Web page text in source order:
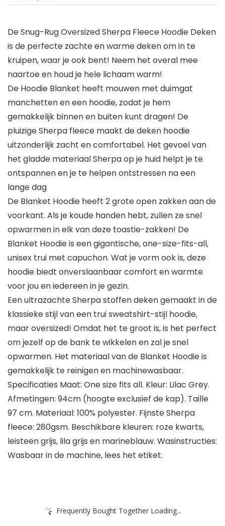
De Snug-Rug Oversized Sherpa Fleece Hoodie Deken
is de perfecte zachte en warme deken om in te
kruipen, waar je ook bent! Neem het overal mee
naartoe en houd je hele lichaam warm!
De Hoodie Blanket heeft mouwen met duimgat
manchetten en een hoodie, zodat je hem
gemakkelijk binnen en buiten kunt dragen! De
pluizige Sherpa fleece maakt de deken hoodie
uitzonderlijk zacht en comfortabel. Het gevoel van
het gladde materiaal Sherpa op je huid helpt je te
ontspannen en je te helpen ontstressen na een
lange dag
De Blanket Hoodie heeft 2 grote open zakken aan de
voorkant. Als je koude handen hebt, zullen ze snel
opwarmen in elk van deze toastie-zakken! De
Blanket Hoodie is een gigantische, one-size-fits-all,
unisex trui met capuchon. Wat je vorm ook is, deze
hoodie biedt onverslaanbaar comfort en warmte
voor jou en iedereen in je gezin.
Een ultrazachte Sherpa stoffen deken gemaakt in de
klassieke stijl van een trui sweatshirt-stijl hoodie,
maar oversized! Omdat het te groot is, is het perfect
om jezelf op de bank te wikkelen en zal je snel
opwarmen. Het materiaal van de Blanket Hoodie is
gemakkelijk te reinigen en machinewasbaar.
Specificaties Maat: One size fits all. Kleur: Lilac Grey.
Afmetingen: 94cm (hoogte exclusief de kap). Taille
97 cm. Materiaal: 100% polyester. Fijnste Sherpa
fleece: 280gsm. Beschikbare kleuren: roze kwarts,
leisteen grijs, lila grijs en marineblauw. Wasinstructies:
Wasbaar in de machine, lees het etiket.
Frequently Bought Together Loading...